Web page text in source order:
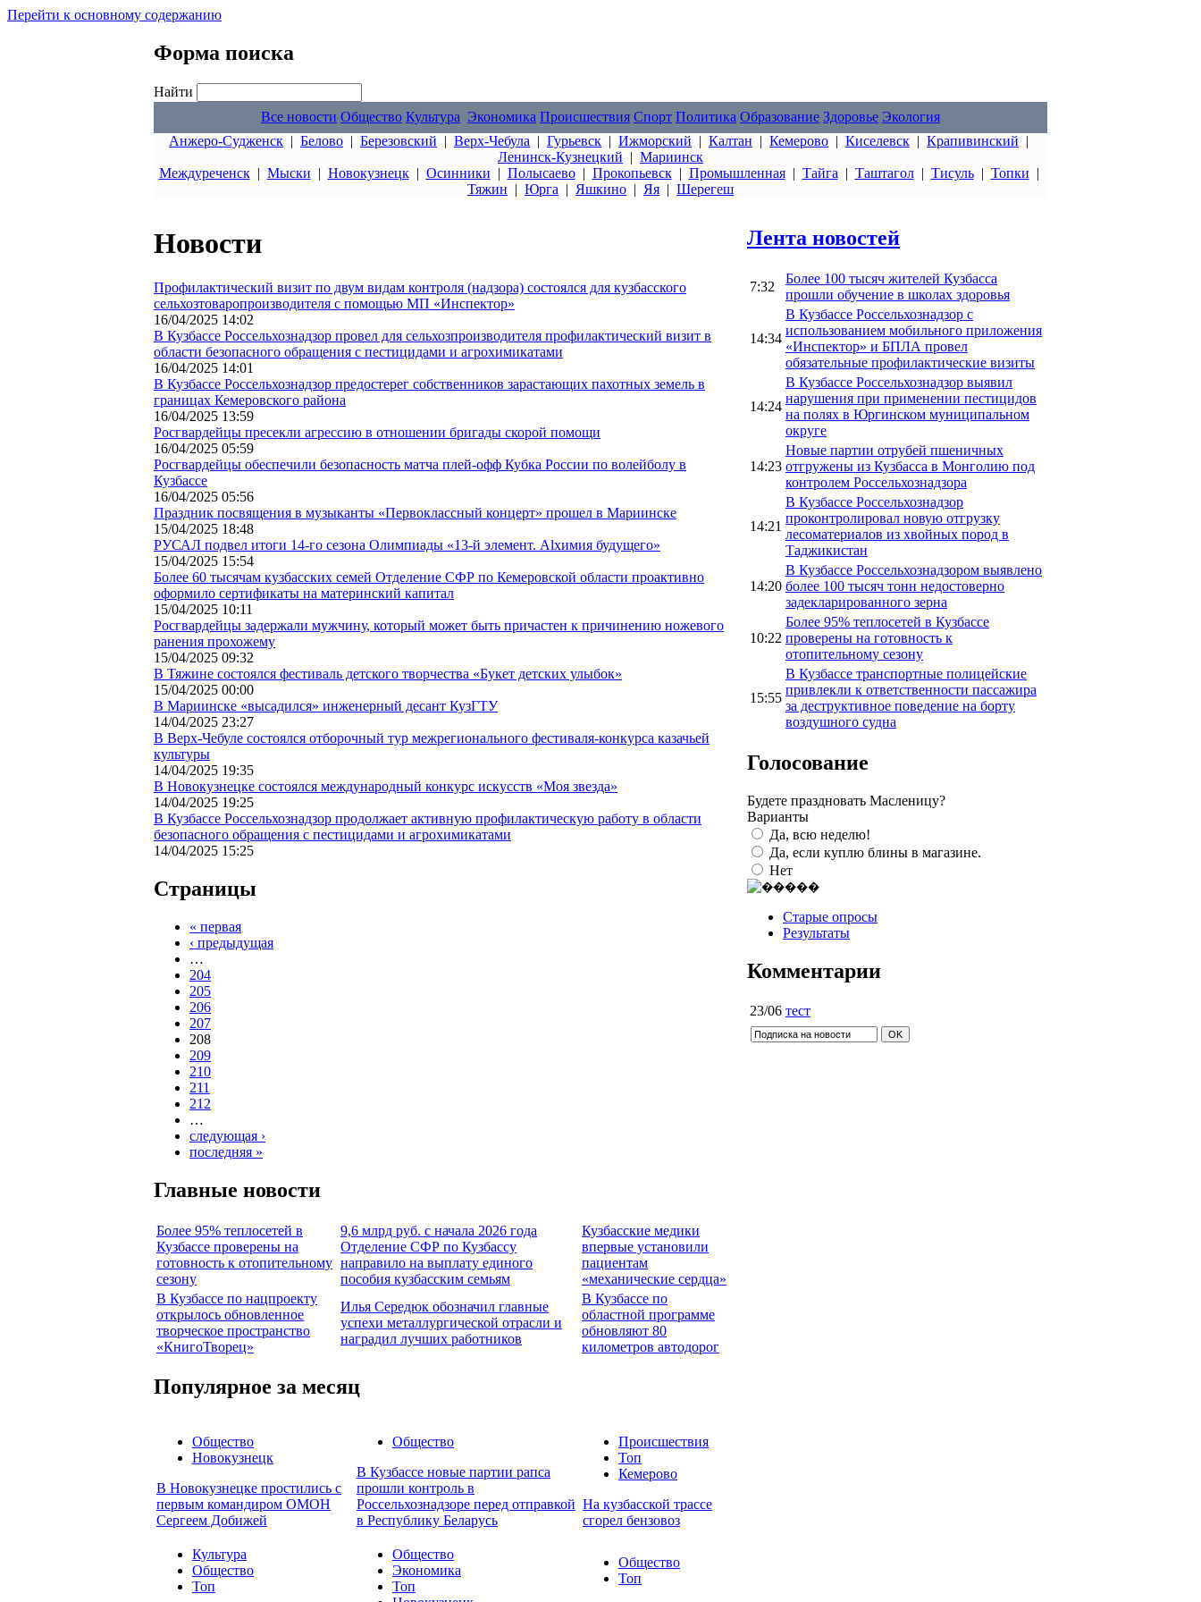
Перейти к основному содержанию
Форма поиска
Найти
Все новости Общество Культура Экономика Происшествия Спорт Политика Образование Здоровье Экология
Анжеро-Судженск | Белово | Березовский | Верх-Чебула | Гурьевск | Ижморский | Калтан | Кемерово | Киселевск | Крапивинский |
Ленинск-Кузнецкий | Мариинск
Междуреченск| Мыски | Новокузнецк| Осинники | Полысаево| Прокопьевск| Промышленная| Тайга | Таштагол| Тисуль| Топки |
Тяжин | Юрга | Яшкино | Яя | Шерегеш
Новости
Профилактический визит по двум видам контроля (надзора) состоялся для кузбасского
сельхозтоваропроизводителя с помощью МП «Инспектор»
16/04/2025 14:02
В Кузбассе Россельхознадзор провел для сельхозпроизводителя профилактический визит в
области безопасного обращения с пестицидами и агрохимикатами
16/04/2025 14:01
В Кузбассе Россельхознадзор предостерег собственников зарастающих пахотных земель в
границах Кемеровского района
16/04/2025 13:59
Росгвардейцы пресекли агрессию в отношении бригады скорой помощи
16/04/2025 05:59
Росгвардейцы обеспечили безопасность матча плей-офф Кубка России по волейболу в
Кузбассе
16/04/2025 05:56
Праздник посвящения в музыканты «Первоклассный концерт» прошел в Мариинске
15/04/2025 18:48
РУСАЛ подвел итоги 14-го сезона Олимпиады «13-й элемент. Alхимия будущего»
15/04/2025 15:54
Более 60 тысячам кузбасских семей Отделение СФР по Кемеровской области проактивно
оформило сертификаты на материнский капитал
15/04/2025 10:11
Росгвардейцы задержали мужчину, который может быть причастен к причинению ножевого
ранения прохожему
15/04/2025 09:32
В Тяжине состоялся фестиваль детского творчества «Букет детских улыбок»
15/04/2025 00:00
В Мариинске «высадился» инженерный десант КузГТУ
14/04/2025 23:27
В Верх-Чебуле состоялся отборочный тур межрегионального фестиваля-конкурса казачьей
культуры
14/04/2025 19:35
В Новокузнецке состоялся международный конкурс искусств «Моя звезда»
14/04/2025 19:25
В Кузбассе Россельхознадзор продолжает активную профилактическую работу в области
безопасного обращения с пестицидами и агрохимикатами
14/04/2025 15:25
Страницы
« первая
‹ предыдущая
…
204
205
206
207
208
209
210
211
212
…
следующая ›
последняя »
Главные новости
Более 95% теплосетей в
Кузбассе проверены на
готовность к отопительному
сезону
9,6 млрд руб. с начала 2026 года
Отделение СФР по Кузбассу
направило на выплату единого
пособия кузбасским семьям
Кузбасские медики
впервые установили
пациентам
«механические сердца»
В Кузбассе по нацпроекту
открылось обновленное
творческое пространство
«КнигоТворец»
Илья Середюк обозначил главные
успехи металлургической отрасли и
наградил лучших работников
В Кузбассе по
областной программе
обновляют 80
километров автодорог
Популярное за месяц
Общество
Новокузнецк
В Новокузнецке простились с
первым командиром ОМОН
Сергеем Добижей
Общество
В Кузбассе новые партии рапса
прошли контроль в
Россельхознадзоре перед отправкой
в Республику Беларусь
Происшествия
Топ
Кемерово
На кузбасской трассе
сгорел бензовоз
Культура
Общество
Топ
Общество
Экономика
Топ
Общество
Топ
Лента новостей
7:32
Более 100 тысяч жителей Кузбасса
прошли обучение в школах здоровья
14:34
В Кузбассе Россельхознадзор с
использованием мобильного приложения
«Инспектор» и БПЛА провел
обязательные профилактические визиты
14:24
В Кузбассе Россельхознадзор выявил
нарушения при применении пестицидов
на полях в Юргинском муниципальном
округе
14:23
Новые партии отрубей пшеничных
отгружены из Кузбасса в Монголию под
контролем Россельхознадзора
14:21
В Кузбассе Россельхознадзор
проконтролировал новую отгрузку
лесоматериалов из хвойных пород в
Таджикистан
14:20
В Кузбассе Россельхознадзором выявлено
более 100 тысяч тонн недостоверно
задекларированного зерна
10:22
Более 95% теплосетей в Кузбассе
проверены на готовность к
отопительному сезону
15:55
В Кузбассе транспортные полицейские
привлекли к ответственности пассажира
за деструктивное поведение на борту
воздушного судна
Голосование
Будете праздновать Масленицу?
Варианты
Да, всю неделю!
Да, если куплю блины в магазине.
Нет
Старые опросы
Результаты
Комментарии
23/06 тест